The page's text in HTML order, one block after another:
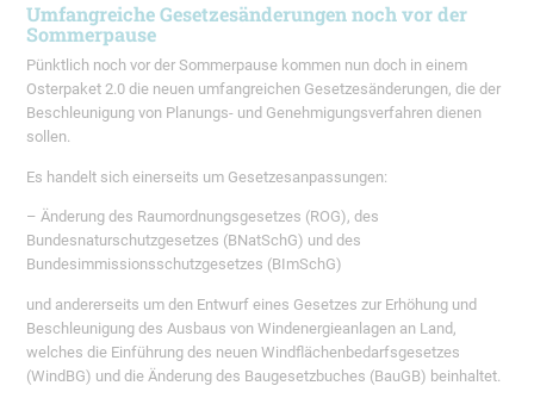
Umfangreiche Gesetzesänderungen noch vor der
Sommerpause
Pünktlich noch vor der Sommerpause kommen nun doch in einem
Osterpaket 2.0 die neuen umfangreichen Gesetzesänderungen, die der
Beschleunigung von Planungs- und Genehmigungsverfahren dienen
sollen.
Es handelt sich einerseits um Gesetzesanpassungen:
– Änderung des Raumordnungsgesetzes (ROG), des
Bundesnaturschutzgesetzes (BNatSchG) und des
Bundesimmissionsschutzgesetzes (BImSchG)
und andererseits um den Entwurf eines Gesetzes zur Erhöhung und
Beschleunigung des Ausbaus von Windenergieanlagen an Land,
welches die Einführung des neuen Windflächenbedarfsgesetzes
(WindBG) und die Änderung des Baugesetzbuches (BauGB) beinhaltet.